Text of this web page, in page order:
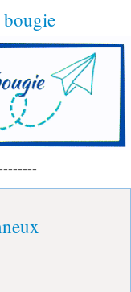
bougie